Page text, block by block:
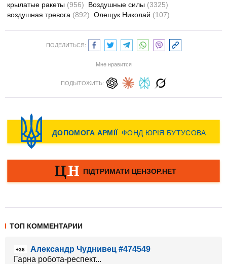
крылатые ракеты (956) Воздушные силы (3325)
воздушная тревога (892) Олещук Николай (107)
ПОДЕЛИТЬСЯ:
Мне нравится
ПОДЫТОЖИТЬ:
ТОП КОММЕНТАРИИ
+36
Александр Чуднивец #474549
Гарна робота-респект...